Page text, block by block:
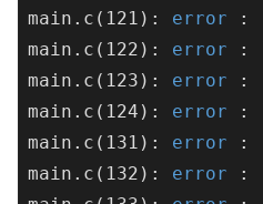
main.c(121): error :
main.c(122): error :
main.c(123): error :
main.c(124): error :
main.c(131): error :
main.c(132): error :